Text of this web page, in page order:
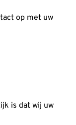
op met uw
is dat wij uw